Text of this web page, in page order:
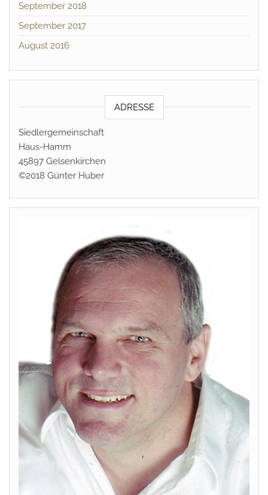
September 2018
September 2017
August 2016
ADRESSE
Siedlergemeinschaft
Haus-Hamm
45897 Gelsenkirchen
©2018 Günter Huber